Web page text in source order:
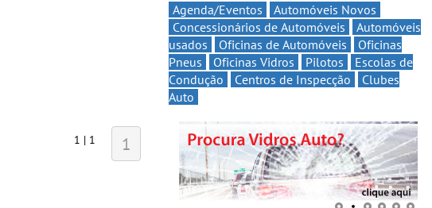
1 | 1 1
Agenda/Eventos
Automóveis Novos
Concessionários de Automóveis
Automóveis
usados
Oficinas de Automóveis
Oficinas
Pneus
Oficinas Vidros Pilotos
Escolas de
Condução
Centros de Inspecção
Clubes
Auto